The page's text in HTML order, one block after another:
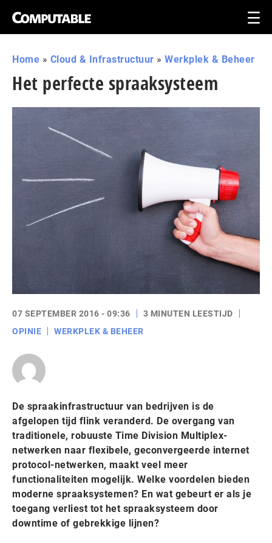
Home » Cloud & Infrastructuur » Werkplek & Beheer
Het perfecte spraaksysteem
07 SEPTEMBER 2016 - 09:36
3 MINUTEN LEESTIJD
OPINIE
WERKPLEK & BEHEER
De spraakinfrastructuur van bedrijven is de
afgelopen tijd flink veranderd. De overgang van
traditionele, robuuste Time Division Multiplex-
netwerken naar flexibele, geconvergeerde internet
protocol-netwerken, maakt veel meer
functionaliteiten mogelijk. Welke voordelen bieden
moderne spraaksystemen? En wat gebeurt er als je
toegang verliest tot het spraaksysteem door
downtime of gebrekkige lijnen?